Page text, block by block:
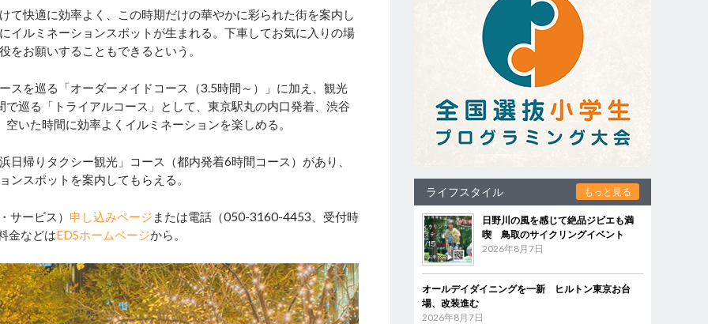
快適に効率よく、この時期だけの華やかに彩られた街を案内し
イルミネーションスポットが生まれる。下車してお気に入りの場
をお願いすることもできるという。
を巡る「オーダーメイドコース（3.5時間～）」に加え、観光
巡る「トライアルコース」として、東京駅丸の内口発着、渋谷
いた時間に効率よくイルミネーションを楽しめる。
帰りタクシー観光」コース（都内発着6時間コース）があり、
ンスポットを案内してもらえる。
ービス） 申し込みページ または電話（050-3160-4453、受付時
金などはEDSホームページから。
ライフスタイル もっと見る
日野川の風を感じて絶品ジビエも満
喫 鳥取のサイクリングイベント
2026年8月7日
オールデイダイニングを一新 ヒルトン東京お台
場、改装進む
2026年8月7日